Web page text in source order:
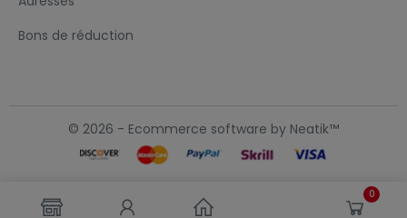
0
Bons de réduction
© 2026 - Ecommerce software by Neatik™